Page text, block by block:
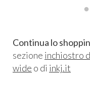
Continua lo
sezione inchiostro
wide o di inkj.it